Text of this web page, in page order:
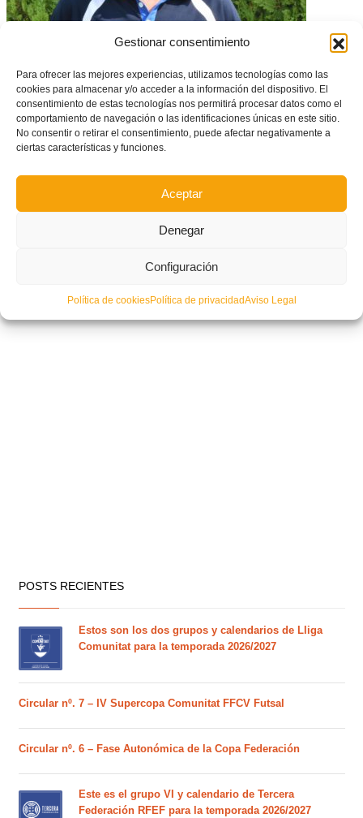
Gestionar consentimiento
Para ofrecer las mejores experiencias, utilizamos tecnologías como las
cookies para almacenar y/o acceder a la información del dispositivo. El
consentimiento de estas tecnologías nos permitirá procesar datos como el
comportamiento de navegación o las identificaciones únicas en este sitio.
No consentir o retirar el consentimiento, puede afectar negativamente a
ciertas características y funciones.
Aceptar
Denegar
Configuración
Política de cookiesPolítica de privacidadAviso Legal
puede pedir más de lo que hemos hecho»
POSTS RECIENTES
Estos son los dos grupos y calendarios de Lliga
Comunitat para la temporada 2026/2027
Circular nº. 7 – IV Supercopa Comunitat FFCV Futsal
Circular nº. 6 – Fase Autonómica de la Copa Federación
Este es el grupo VI y calendario de Tercera
Federación RFEF para la temporada 2026/2027